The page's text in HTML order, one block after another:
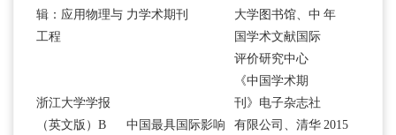
辑：应用物理与
工程
力学术期刊
大学图书馆、中
国学术文献国际
评价研究中心
年
浙江大学学报
（英文版）B
中国最具国际影响
《中国学术期
刊》电子杂志社
有限公司、清华 2015